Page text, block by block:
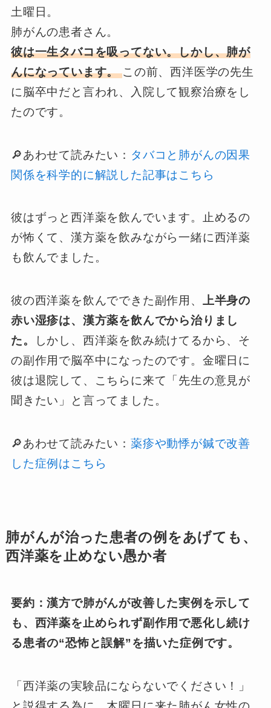
土曜日。
肺がんの患者さん。
彼は一生タバコを吸ってない。しかし、肺が
んになっています。この前、西洋医学の先生
に脳卒中だと言われ、入院して観察治療をし
たのです。
🔎あわせて読みたい： タバコと肺がんの因果
関係を科学的に解説した記事はこちら
彼はずっと西洋薬を飲んでいます。止めるの
が怖くて、漢方薬を飲みながら一緒に西洋薬
も飲んでました。
彼の西洋薬を飲んでできた副作用、 上半身の
赤い湿疹は、漢方薬を飲んでから治りまし
た。
しかし、西洋薬を飲み続けてるから、そ
の副作用で脳卒中になったのです。金曜日に
彼は退院して、こちらに来て「先生の意見が
聞きたい」と言ってました。
🔎あわせて読みたい： 薬疹や動悸が鍼で改善
した症例はこちら
肺がんが治った患者の例をあげても、
西洋薬を止めない愚か者
要約：漢方で肺がんが改善した実例を示して
も、西洋薬を止められず副作用で悪化し続け
る患者の“恐怖と誤解”を描いた症例です。
「西洋薬の実験品にならないでください！」